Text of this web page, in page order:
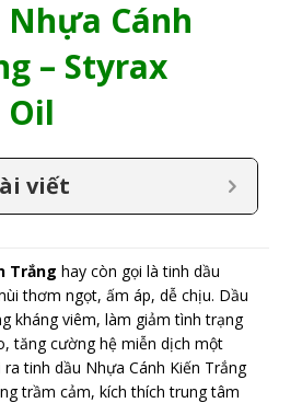
Cánh
– Styrax
Oil
viết
Trắng hay còn gọi là tinh dầu
thơm ngọt, ấm áp, dễ chịu. Dầu
kháng viêm, làm giảm tình trạng
tăng cường hệ miễn dịch một
tinh dầu Nhựa Cánh Kiến Trắng
trầm cảm, kích thích trung tâm